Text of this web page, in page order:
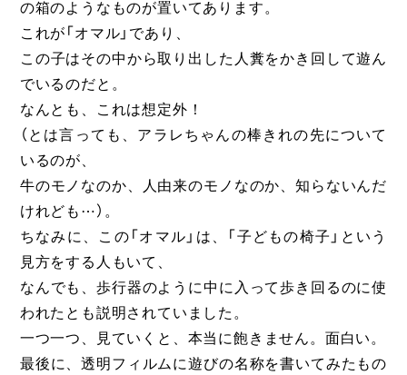
の箱のようなものが置いてあります。
これが「オマル」であり、
この子はその中から取り出した人糞をかき回して遊ん
でいるのだと。
なんとも、これは想定外！
（とは言っても、アラレちゃんの棒きれの先について
いるのが、
牛のモノなのか、人由来のモノなのか、知らないんだ
けれども⋯）。
ちなみに、この「オマル」は、「子どもの椅子」という
見方をする人もいて、
なんでも、歩行器のように中に入って歩き回るのに使
われたとも説明されていました。
一つ一つ、見ていくと、本当に飽きません。面白い。
最後に、透明フィルムに遊びの名称を書いてみたもの